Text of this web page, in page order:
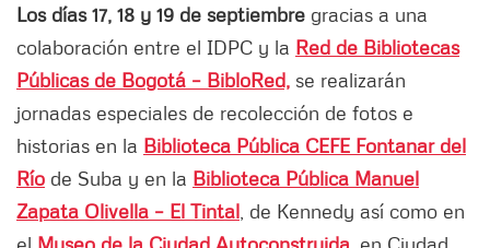
Los días 17, 18 y 19 de septiembre gracias a una
colaboración entre el IDPC y la Red de Bibliotecas
Públicas de Bogotá – BibloRed, se realizarán
jornadas especiales de recolección de fotos e
historias en la Biblioteca Pública CEFE Fontanar del
Río de Suba y en la Biblioteca Pública Manuel
Zapata Olivella – El Tintal , de Kennedy así como en